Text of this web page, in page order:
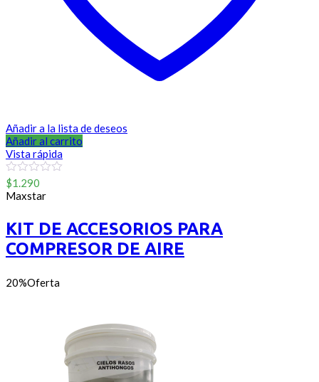
Añadir a la lista de deseos
Añadir al carrito
Vista rápida
0
out
of
$1.290
Maxstar
KIT DE ACCESORIOS PARA
COMPRESOR DE AIRE
20%Oferta